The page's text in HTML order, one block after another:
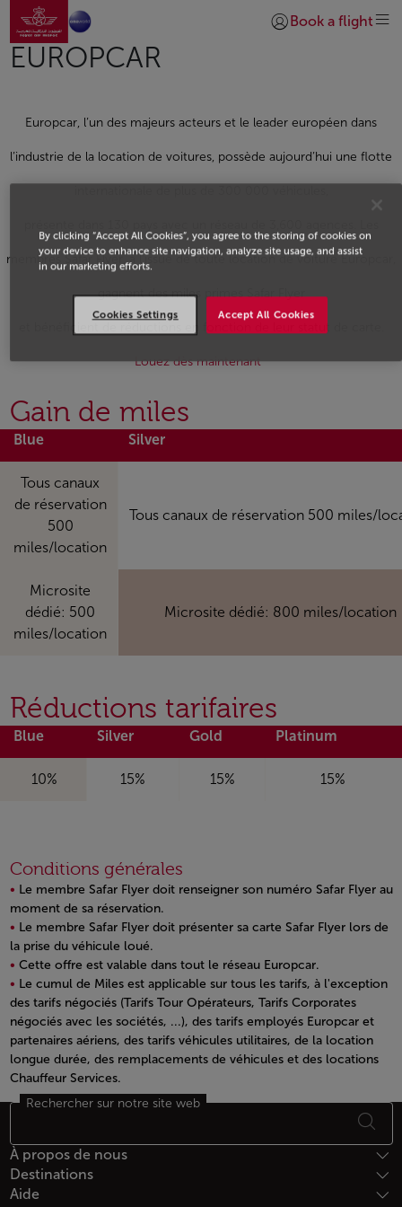
Saut au contenu principal
Aller à la page accueil
Se connecter |
Book a flight
EUROPCAR
Europcar, l’un des majeurs acteurs et le leader européen dans
l’industrie de la location de voitures, possède aujourd’hui une flotte
membres Safar Flyer, à l’issue de toute location de voiture Europcar,
gagnent des miles primes Safar Flyer
Louez dès maintenant
Gain de miles
Blue Silver
Tous canaux
de réservation
500
miles/location
Tous canaux de réservation 500 miles/
Microsite
dédié: 500
miles/location
Microsite dédié: 800 miles/location
Réductions tarifaires
Blue Silver Gold Platinum
10% 15% 15% 15%
Conditions générales
Le membre Safar Flyer doit renseigner son numéro Safar Flyer au
moment de sa réservation.
Le membre Safar Flyer doit présenter sa carte Safar Flyer lors de
la prise du véhicule loué.
Cette offre est valable dans tout le réseau Europcar.
Le cumul de Miles est applicable sur tous les tarifs, à l'exception
des tarifs négociés (Tarifs Tour Opérateurs, Tarifs Corporates
négociés avec les sociétés, ...), des tarifs employés Europcar et
partenaires aériens, des tarifs véhicules utilitaires, de la location
longue durée, des remplacements de véhicules et des locations
Chauffeur Services.
Open in a new window
Bas de page Plan du site
Rechercher sur notre site web
À propos de nous
Destinations
Aide
By clicking “Accept All Cookies”, you agree to the storing of cookies on
your device to enhance site navigation, analyze site usage, and assist
in our marketing efforts.
Accept All Cookies
Cookies Settings